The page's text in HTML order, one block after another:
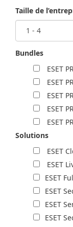
Taille de
Bundles
ESET
ESET
ESET
ESET
ESET
Solutions
ESET
ESET
ESET
ESET
ESET
ESET